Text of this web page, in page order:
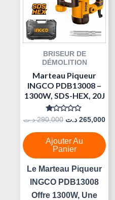
BRISEUR DE
DÉMOLITION
Marteau Piqueur
INGCO PDB13008 –
1300W, SDS-HEX, 20J
Note
Sur
5
290,000 د.ت 265,000 د.ت
Ajouter Au
Panier
Le Marteau Piqueur
INGCO PDB13008
Offre 1300W, Une